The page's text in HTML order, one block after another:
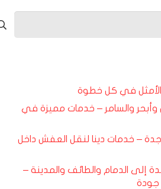
الأمثل في كل خطوة
والسامر – خدمات مميزة في
– خدمات دينا لنقل العفش داخل
الدمام والطائف والمدينة –
جودة